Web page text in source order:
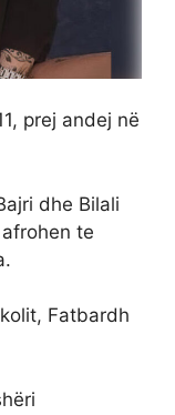
prej andej në
dhe Bilali
te
Fatbardh